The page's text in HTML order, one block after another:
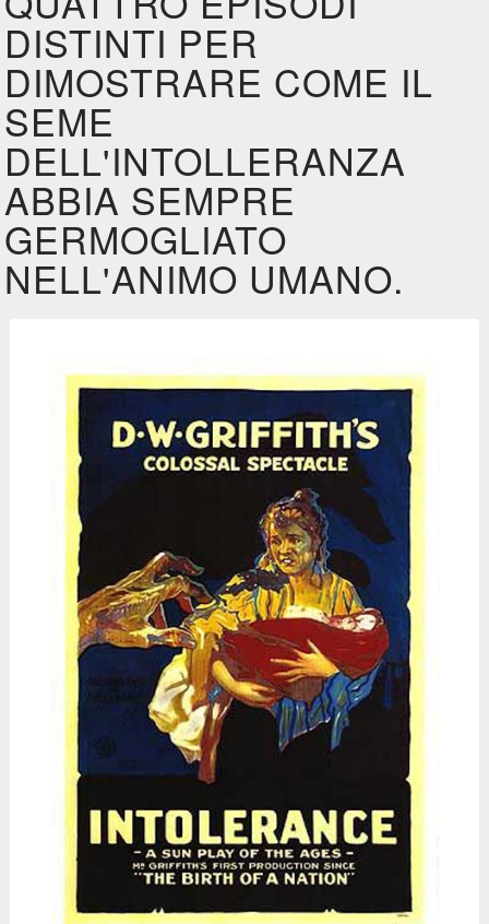
DISTINTI PER
DIMOSTRARE COME IL
SEME
DELL'INTOLLERANZA
ABBIA SEMPRE
GERMOGLIATO
NELL'ANIMO UMANO.